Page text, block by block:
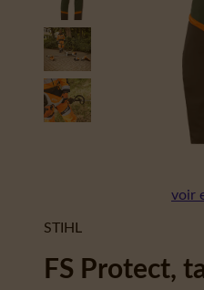
voir
STIHL
FS Protect,